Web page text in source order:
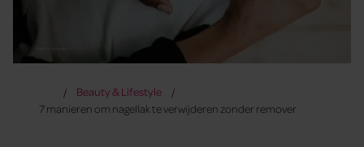
Beauty & Lifestyle
7 manieren om nagellak te verwijderen zonder remover